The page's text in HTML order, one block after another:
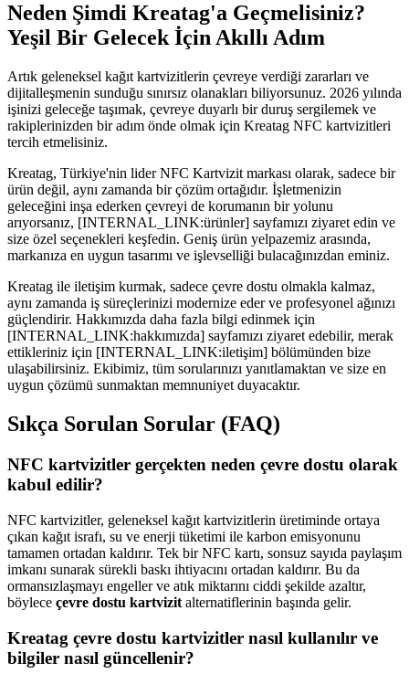
Neden Şimdi Kreatag'a Geçmelisiniz?
Yeşil Bir Gelecek İçin Akıllı Adım
Artık geleneksel kağıt kartvizitlerin çevreye verdiği zararları ve
dijitalleşmenin sunduğu sınırsız olanakları biliyorsunuz. 2026 yılında
işinizi geleceğe taşımak, çevreye duyarlı bir duruş sergilemek ve
rakiplerinizden bir adım önde olmak için Kreatag NFC kartvizitleri
tercih etmelisiniz.
Kreatag, Türkiye'nin lider NFC Kartvizit markası olarak, sadece bir
ürün değil, aynı zamanda bir çözüm ortağıdır. İşletmenizin
geleceğini inşa ederken çevreyi de korumanın bir yolunu
arıyorsanız, [INTERNAL_LINK:ürünler] sayfamızı ziyaret edin ve
size özel seçenekleri keşfedin. Geniş ürün yelpazemiz arasında,
markanıza en uygun tasarımı ve işlevselliği bulacağınızdan eminiz.
Kreatag ile iletişim kurmak, sadece çevre dostu olmakla kalmaz,
aynı zamanda iş süreçlerinizi modernize eder ve profesyonel ağınızı
güçlendirir. Hakkımızda daha fazla bilgi edinmek için
[INTERNAL_LINK:hakkımızda] sayfamızı ziyaret edebilir, merak
ettikleriniz için [INTERNAL_LINK:iletişim] bölümünden bize
ulaşabilirsiniz. Ekibimiz, tüm sorularınızı yanıtlamaktan ve size en
uygun çözümü sunmaktan memnuniyet duyacaktır.
Sıkça Sorulan Sorular (FAQ)
NFC kartvizitler gerçekten neden çevre dostu olarak
kabul edilir?
NFC kartvizitler, geleneksel kağıt kartvizitlerin üretiminde ortaya
çıkan kağıt israfı, su ve enerji tüketimi ile karbon emisyonunu
tamamen ortadan kaldırır. Tek bir NFC kartı, sonsuz sayıda paylaşım
imkanı sunarak sürekli baskı ihtiyacını ortadan kaldırır. Bu da
ormansızlaşmayı engeller ve atık miktarını ciddi şekilde azaltır,
böylece çevre dostu kartvizit alternatiflerinin başında gelir.
Kreatag çevre dostu kartvizitler nasıl kullanılır ve
bilgiler nasıl güncellenir?